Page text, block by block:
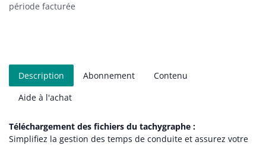
période facturée
Description Abonnement
Contenu
Aide à l'achat
Téléchargement des fichiers du tachygraphe :
Simplifiez la gestion des temps de conduite et assurez votre